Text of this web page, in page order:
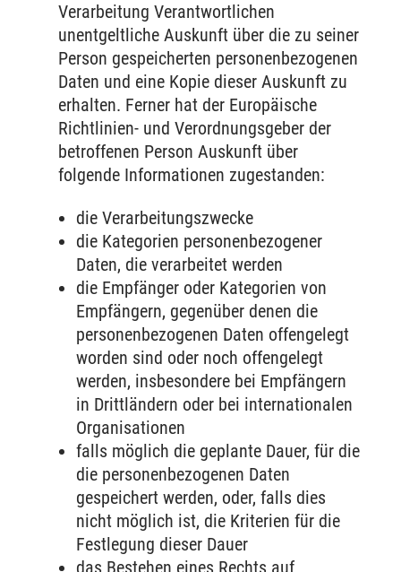
Verarbeitung Verantwortlichen
unentgeltliche Auskunft über die zu seiner
Person gespeicherten personenbezogenen
Daten und eine Kopie dieser Auskunft zu
erhalten. Ferner hat der Europäische
Richtlinien- und Verordnungsgeber der
betroffenen Person Auskunft über
folgende Informationen zugestanden:
die Verarbeitungszwecke
die Kategorien personenbezogener
Daten, die verarbeitet werden
die Empfänger oder Kategorien von
Empfängern, gegenüber denen die
personenbezogenen Daten offengelegt
worden sind oder noch offengelegt
werden, insbesondere bei Empfängern
in Drittländern oder bei internationalen
Organisationen
falls möglich die geplante Dauer, für die
die personenbezogenen Daten
gespeichert werden, oder, falls dies
nicht möglich ist, die Kriterien für die
Festlegung dieser Dauer
das Bestehen eines Rechts auf